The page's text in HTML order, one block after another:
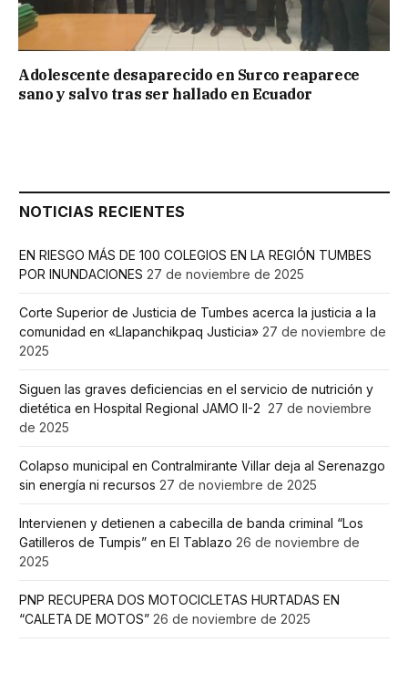
Adolescente desaparecido en Surco reaparece
sano y salvo tras ser hallado en Ecuador
NOTICIAS RECIENTES
EN RIESGO MÁS DE 100 COLEGIOS EN LA REGIÓN TUMBES
POR INUNDACIONES 27 de noviembre de 2025
Corte Superior de Justicia de Tumbes acerca la justicia a la
comunidad en «Llapanchikpaq Justicia» 27 de noviembre de
2025
Siguen las graves deficiencias en el servicio de nutrición y
dietética en Hospital Regional JAMO II-2 27 de noviembre
de 2025
Colapso municipal en Contralmirante Villar deja al Serenazgo
sin energía ni recursos 27 de noviembre de 2025
Intervienen y detienen a cabecilla de banda criminal “Los
Gatilleros de Tumpis” en El Tablazo 26 de noviembre de
2025
PNP RECUPERA DOS MOTOCICLETAS HURTADAS EN
“CALETA DE MOTOS” 26 de noviembre de 2025